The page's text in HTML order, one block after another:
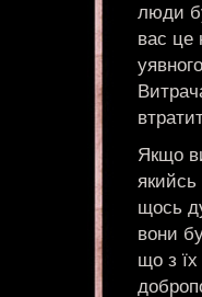
люди
вас це
Якщо
якийсь
щось
вони
що з